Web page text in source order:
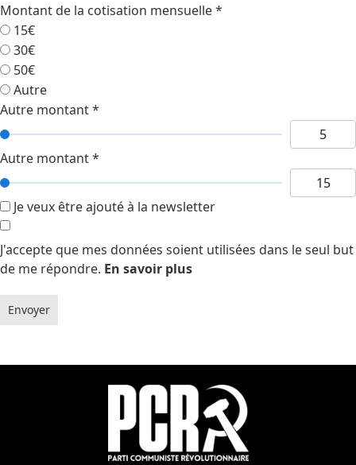
Montant de la cotisation mensuelle*
15€
30€
50€
Autre
Autre montant*
Autre montant*
Je veux être ajouté à la newsletter
J'accepte que mes données soient utilisées dans le seul but
de me répondre. En savoir plus
Envoyer